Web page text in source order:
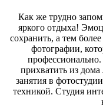
Как же трудно
яркого отдыха!
сохранить, а тем
фотографии,
прихватить из
занятия в
техникой. Студия